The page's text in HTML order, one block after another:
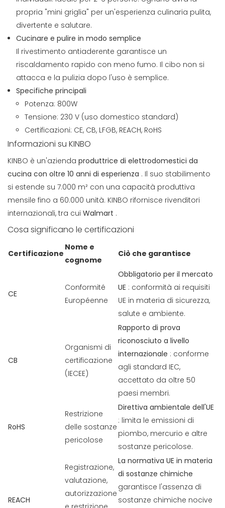
propria "mini griglia" per un'esperienza culinaria pulita,
divertente e salutare.
Cucinare e pulire in modo semplice
Il rivestimento antiaderente garantisce un
riscaldamento rapido con meno fumo. Il cibo non si
attacca e la pulizia dopo l'uso è semplice.
Specifiche principali
Potenza: 800W
Tensione: 230 V (uso domestico standard)
Certificazioni: CE, CB, LFGB, REACH, RoHS
Informazioni su KINBO
KINBO è un'azienda produttrice di elettrodomestici da
cucina con oltre 10 anni di esperienza . Il suo stabilimento
si estende su 7.000 m² con una capacità produttiva
mensile fino a 60.000 unità. KINBO rifornisce rivenditori
internazionali, tra cui Walmart .
Cosa significano le certificazioni
Certificazione
Nome e
cognome
Ciò che garantisce
CE
Conformité
Européenne
Obbligatorio per il mercato
UE : conformità ai requisiti
UE in materia di sicurezza,
salute e ambiente.
CB
Organismi di
certificazione
(IECEE)
Rapporto di prova
riconosciuto a livello
internazionale : conforme
agli standard IEC,
accettato da oltre 50
paesi membri.
RoHS
Restrizione
delle sostanze
pericolose
Direttiva ambientale dell'UE
: limita le emissioni di
piombo, mercurio e altre
sostanze pericolose.
REACH
Registrazione,
valutazione,
autorizzazione
La normativa UE in materia
di sostanze chimiche
garantisce l'assenza di
sostanze chimiche nocive